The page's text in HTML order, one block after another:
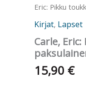
Eric: Pikku
Kirjat, Lapset
Carle,
15,90 €